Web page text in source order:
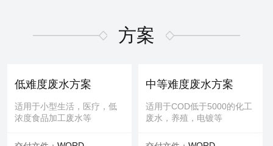
制，增加或删减功能版块等
维修内容：提供编程服务
可选服务：提供管线材料
式膜，板式膜，陶瓷膜等
可选服务：提供清洗药剂
服务保障：通量至70%
方案
低难度废水方案
适用于小型生活，医疗，低
浓度食品加工废水等
中等难度废水方案
适用于COD低于5000的化工
废水，养殖，电镀等